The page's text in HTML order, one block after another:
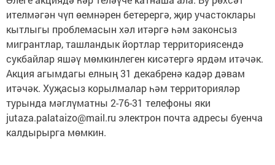
ителмәгән чүп өемнәрен бетерергә, җир участоклары
кытлыгы проблемасын хәл итәргә һәм законсыз
мигрантлар, ташландык йортлар территориясендә
сукбайлар яшәү мөмкинлеген кисәтергә ярдәм итәчәк.
Акция агымдагы елның 31 декабренә кадәр дәвам
итәчәк. Хуҗасыз корылмалар һәм территорияләр
турында мәглүматны 2-76-31 телефоны яки
jutaza.palataizo@mail.ru электрон почта адресы буенча
калдырырга мөмкин.